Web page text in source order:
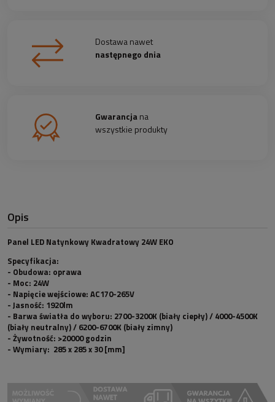
Dostawa nawet
następnego dnia
Gwarancjana
wszystkie produkty
Opis
Panel LED Natynkowy Kwadratowy 24W EKO
Specyfikacja:
- Obudowa: oprawa
- Moc: 24W
- Napięcie wejściowe: AC170-265V
- Jasność: 1920lm
- Barwa światła do wyboru: 2700-3200K (biały ciepły) / 4000-4500K
(biały neutralny) / 6200-6700K (biały zimny)
- Żywotność: >20000 godzin
- Wymiary: 285 x 285 x 30 [mm]